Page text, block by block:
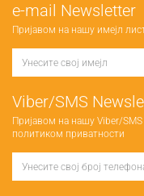
е-mail Newsletter
Пријавом на нашу имејл
Viber/SMS
Пријавом на нашу Viber/SMS
политиком приватности